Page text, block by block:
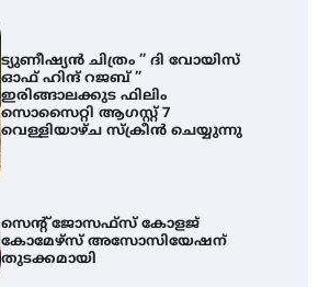
ട്യുണീഷ്യൻ ചിത്രം ” ദി വോയിസ്
ഓഫ് ഹിന്ദ് റജബ് ”
ഇരിങ്ങാലക്കുട ഫിലിം
സൊസൈറ്റി ആഗസ്റ്റ് 7
വെള്ളിയാഴ്ച സ്‌ക്രീൻ ചെയ്യുന്നു
സെന്റ് ജോസഫ്സ് കോളജ്
കോമേഴ്‌സ് അസോസിയേഷന്
തുടക്കമായി